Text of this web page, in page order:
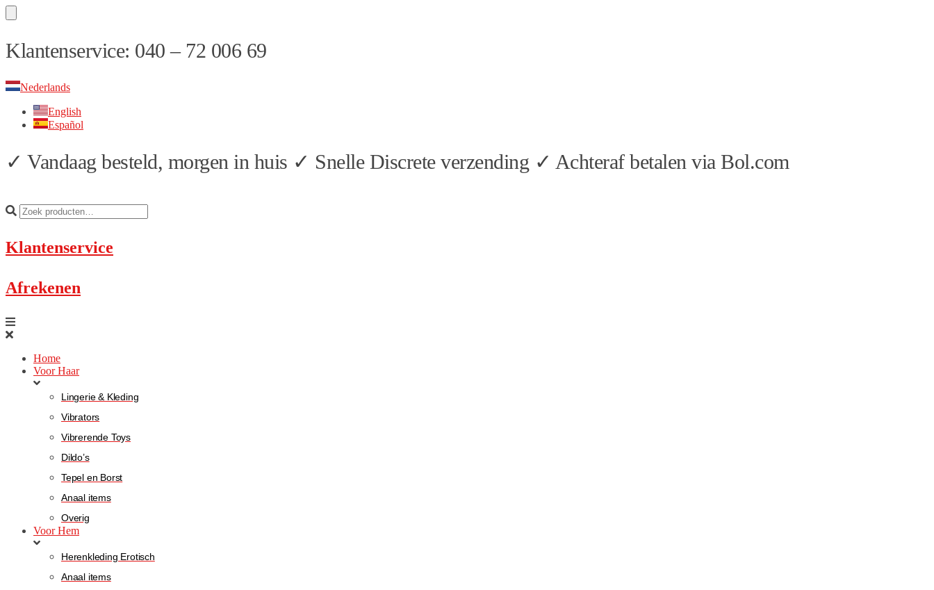
Skip
to
Skip
to
Klantenservice: 040 – 72 006 69
Nederlands
English
Español
✓ Vandaag besteld, morgen in huis ✓ Snelle Discrete verzending ✓ Achteraf betalen via Bol.com
Klantenservice
Afrekenen
Home
Voor Haar
Lingerie & Kleding
Vibrators
Vibrerende Toys
Dildo’s
Tepel en Borst
Anaal items
Overig
Voor Hem
Herenkleding Erotisch
Anaal items